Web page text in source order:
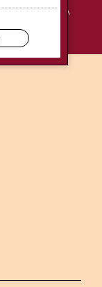
ASSISTENZA